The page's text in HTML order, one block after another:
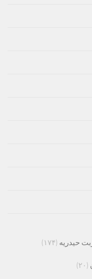
حیدریه (۱۷۴)
(۲۰)